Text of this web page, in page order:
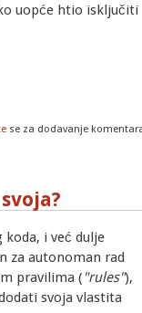
uopće htio isključiti
force napadi i kako ih
se za dodavanje
koda, i već dulje
za autonoman rad
pravilima ( "rules"),
svoja vlastita